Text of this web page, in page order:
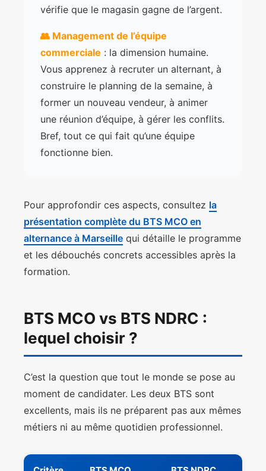
vérifie que le magasin gagne de l’argent.
👥 Management de l’équipe
commerciale : la dimension humaine.
Vous apprenez à recruter un alternant, à
construire le planning de la semaine, à
former un nouveau vendeur, à animer
une réunion d’équipe, à gérer les conflits.
Bref, tout ce qui fait qu’une équipe
fonctionne bien.
Pour approfondir ces aspects, consultez la
présentation complète du BTS MCO en
alternance à Marseille qui détaille le programme
et les débouchés concrets accessibles après la
formation.
BTS MCO vs BTS NDRC :
lequel choisir ?
C’est la question que tout le monde se pose au
moment de candidater. Les deux BTS sont
excellents, mais ils ne préparent pas aux mêmes
métiers ni au même quotidien professionnel.